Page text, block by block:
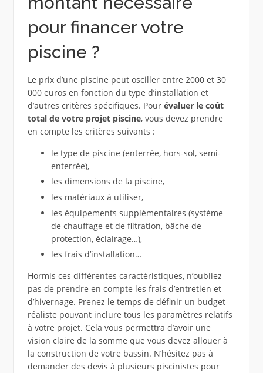
pour financer votre
piscine ?
Le prix d’une piscine peut osciller entre 2000 et 30
000 euros en fonction du type d’installation et
d’autres critères spécifiques. Pourévaluer le coût
total de votre projet piscine, vous devez prendre
en compte les critères suivants :
le type de piscine (enterrée, hors-sol, semi-
enterrée),
les dimensions de la piscine,
les matériaux à utiliser,
les équipements supplémentaires (système
de chauffage et de filtration, bâche de
protection, éclairage…),
les frais d’installation…
Hormis ces différentes caractéristiques, n’oubliez
pas de prendre en compte les frais d’entretien et
d’hivernage. Prenez le temps de définir un budget
réaliste pouvant inclure tous les paramètres relatifs
à votre projet. Cela vous permettra d’avoir une
vision claire de la somme que vous devez allouer à
la construction de votre bassin. N’hésitez pas à
demander des devis à plusieurs piscinistes pour